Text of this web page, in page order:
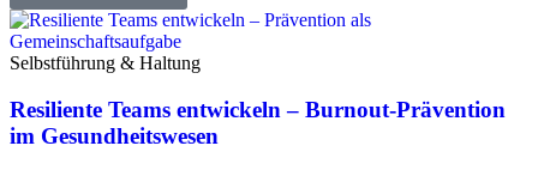
Selbstführung & Haltung
Resiliente Teams entwickeln – Burnout-Prävention
im Gesundheitswesen